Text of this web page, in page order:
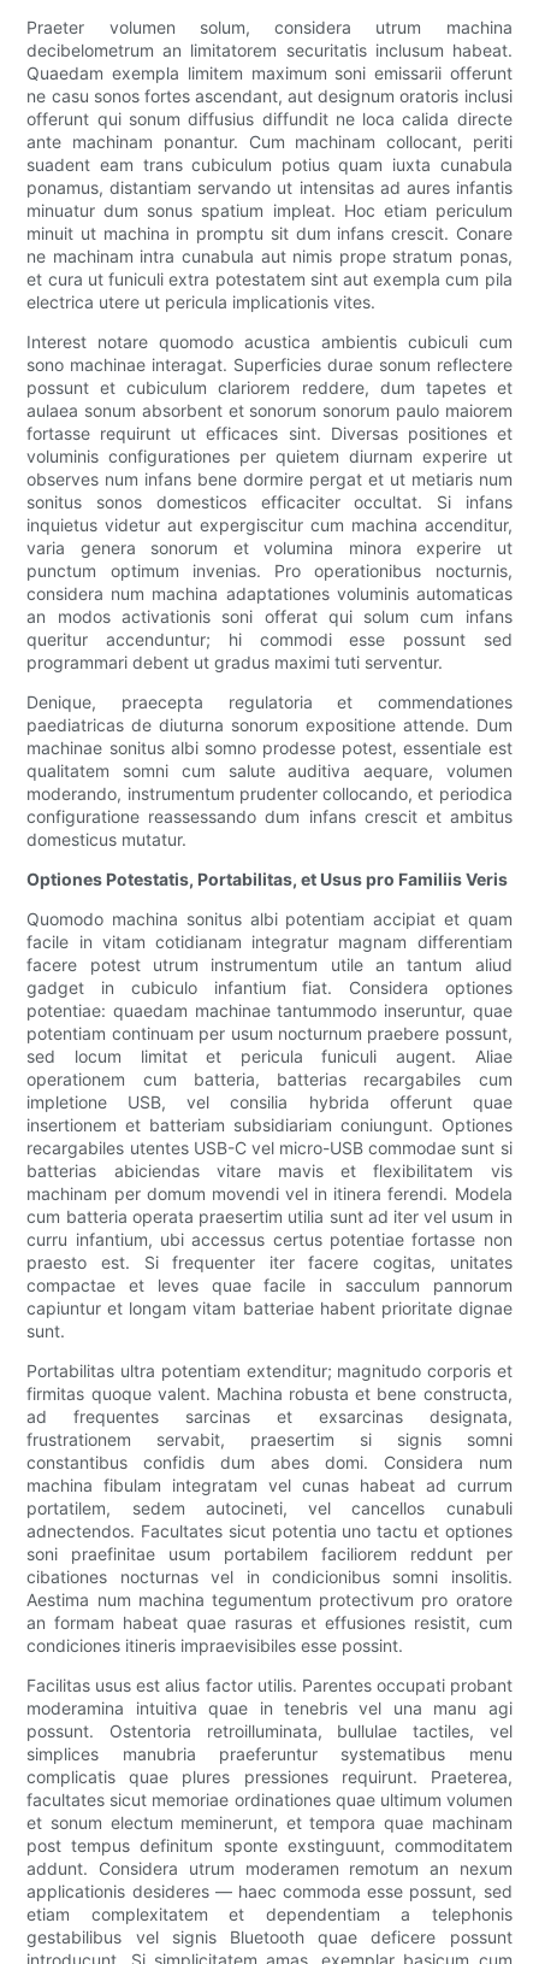
Praeter volumen solum, considera utrum machina
decibelometrum an limitatorem securitatis inclusum habeat.
Quaedam exempla limitem maximum soni emissarii offerunt
ne casu sonos fortes ascendant, aut designum oratoris inclusi
offerunt qui sonum diffusius diffundit ne loca calida directe
ante machinam ponantur. Cum machinam collocant, periti
suadent eam trans cubiculum potius quam iuxta cunabula
ponamus, distantiam servando ut intensitas ad aures infantis
minuatur dum sonus spatium impleat. Hoc etiam periculum
minuit ut machina in promptu sit dum infans crescit. Conare
ne machinam intra cunabula aut nimis prope stratum ponas,
et cura ut funiculi extra potestatem sint aut exempla cum pila
electrica utere ut pericula implicationis vites.
Interest notare quomodo acustica ambientis cubiculi cum
sono machinae interagat. Superficies durae sonum reflectere
possunt et cubiculum clariorem reddere, dum tapetes et
aulaea sonum absorbent et sonorum sonorum paulo maiorem
fortasse requirunt ut efficaces sint. Diversas positiones et
voluminis configurationes per quietem diurnam experire ut
observes num infans bene dormire pergat et ut metiaris num
sonitus sonos domesticos efficaciter occultat. Si infans
inquietus videtur aut expergiscitur cum machina accenditur,
varia genera sonorum et volumina minora experire ut
punctum optimum invenias. Pro operationibus nocturnis,
considera num machina adaptationes voluminis automaticas
an modos activationis soni offerat qui solum cum infans
queritur accenduntur; hi commodi esse possunt sed
programmari debent ut gradus maximi tuti serventur.
Denique, praecepta regulatoria et commendationes
paediatricas de diuturna sonorum expositione attende. Dum
machinae sonitus albi somno prodesse potest, essentiale est
qualitatem somni cum salute auditiva aequare, volumen
moderando, instrumentum prudenter collocando, et periodica
configuratione reassessando dum infans crescit et ambitus
domesticus mutatur.
Optiones Potestatis, Portabilitas, et Usus pro Familiis Veris
Quomodo machina sonitus albi potentiam accipiat et quam
facile in vitam cotidianam integratur magnam differentiam
facere potest utrum instrumentum utile an tantum aliud
gadget in cubiculo infantium fiat. Considera optiones
potentiae: quaedam machinae tantummodo inseruntur, quae
potentiam continuam per usum nocturnum praebere possunt,
sed locum limitat et pericula funiculi augent. Aliae
operationem cum batteria, batterias recargabiles cum
impletione USB, vel consilia hybrida offerunt quae
insertionem et batteriam subsidiariam coniungunt. Optiones
recargabiles utentes USB-C vel micro-USB commodae sunt si
batterias abiciendas vitare mavis et flexibilitatem vis
machinam per domum movendi vel in itinera ferendi. Modela
cum batteria operata praesertim utilia sunt ad iter vel usum in
curru infantium, ubi accessus certus potentiae fortasse non
praesto est. Si frequenter iter facere cogitas, unitates
compactae et leves quae facile in sacculum pannorum
capiuntur et longam vitam batteriae habent prioritate dignae
sunt.
Portabilitas ultra potentiam extenditur; magnitudo corporis et
firmitas quoque valent. Machina robusta et bene constructa,
ad frequentes sarcinas et exsarcinas designata,
frustrationem servabit, praesertim si signis somni
constantibus confidis dum abes domi. Considera num
machina fibulam integratam vel cunas habeat ad currum
portatilem, sedem autocineti, vel cancellos cunabuli
adnectendos. Facultates sicut potentia uno tactu et optiones
soni praefinitae usum portabilem faciliorem reddunt per
cibationes nocturnas vel in condicionibus somni insolitis.
Aestima num machina tegumentum protectivum pro oratore
an formam habeat quae rasuras et effusiones resistit, cum
condiciones itineris impraevisibiles esse possint.
Facilitas usus est alius factor utilis. Parentes occupati probant
moderamina intuitiva quae in tenebris vel una manu agi
possunt. Ostentoria retroilluminata, bullulae tactiles, vel
simplices manubria praeferuntur systematibus menu
complicatis quae plures pressiones requirunt. Praeterea,
facultates sicut memoriae ordinationes quae ultimum volumen
et sonum electum meminerunt, et tempora quae machinam
post tempus definitum sponte exstinguunt, commoditatem
addunt. Considera utrum moderamen remotum an nexum
applicationis desideres — haec commoda esse possunt, sed
etiam complexitatem et dependentiam a telephonis
gestabilibus vel signis Bluetooth quae deficere possunt